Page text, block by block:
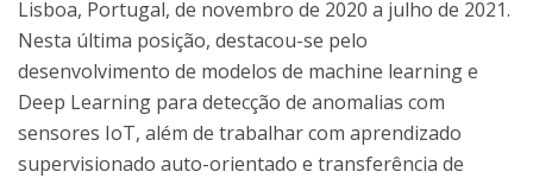
Lisboa, Portugal, de novembro de 2020 a julho de 2021.
Nesta última posição, destacou-se pelo
desenvolvimento de modelos de machine learning e
Deep Learning para detecção de anomalias com
sensores IoT, além de trabalhar com aprendizado
supervisionado auto-orientado e transferência de